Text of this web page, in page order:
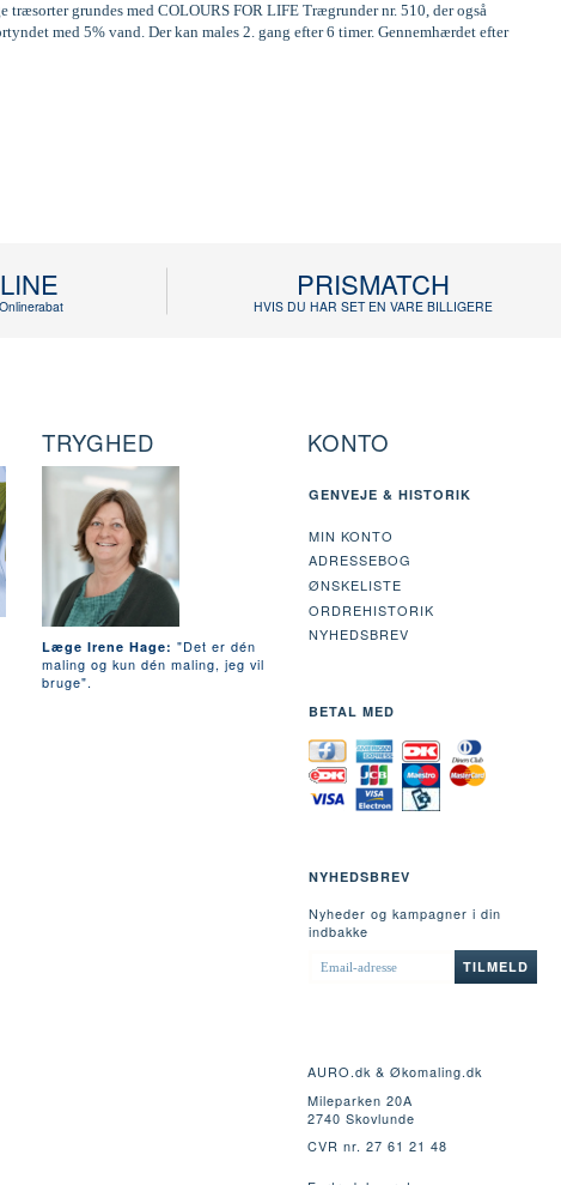
grundes med COLOURS FOR LIFE Trægrunder nr. 510, der også
med 5% vand. Der kan males 2. gang efter 6 timer. Gennemhærdet efter
PRISMATCH
HVIS DU HAR SET EN VARE BILLIGERE
TRYGHED
Læge Irene Hage: "Det er dén
maling og kun dén maling, jeg vil
bruge".
KONTO
GENVEJE & HISTORIK
MIN KONTO
ADRESSEBOG
ØNSKELISTE
ORDREHISTORIK
NYHEDSBREV
BETAL MED
NYHEDSBREV
Nyheder og kampagner i din
indbakke
EMAIL-
ADRESSE
TILMELD
AURO.dk & Økomaling.dk
Mileparken 20A
2740 Skovlunde
CVR nr. 27 61 21 48